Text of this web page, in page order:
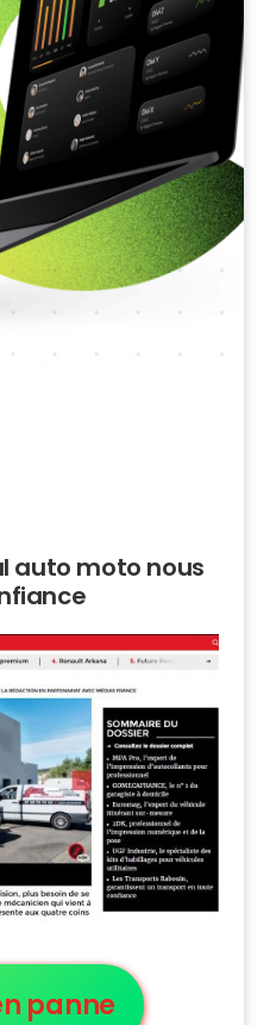
auto moto nous
panne